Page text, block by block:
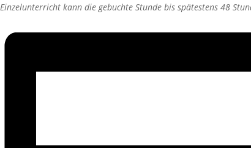
Einzelunterricht kann die gebuchte Stunde bis spätestens 48